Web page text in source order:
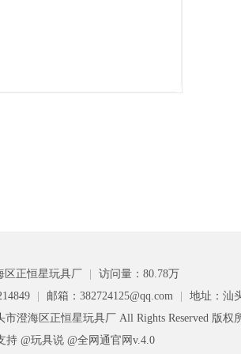
区正恒星玩具厂
访问量：80.78万
邮箱：382724125@qq.com
地址：汕
市澄海区正恒星玩具厂 All Rights Reserved 版权
持 @玩具说 @全网通官网v.4.0